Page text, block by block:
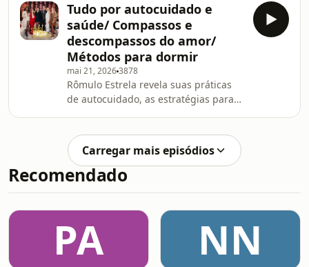
Tudo por autocuidado e
saúde/ Compassos e
descompassos do amor/
Métodos para dormir
mai 21, 20263878
Rômulo Estrela revela suas práticas
de autocuidado, as estratégias para
Carregar mais episódios
Recomendado
PA NN